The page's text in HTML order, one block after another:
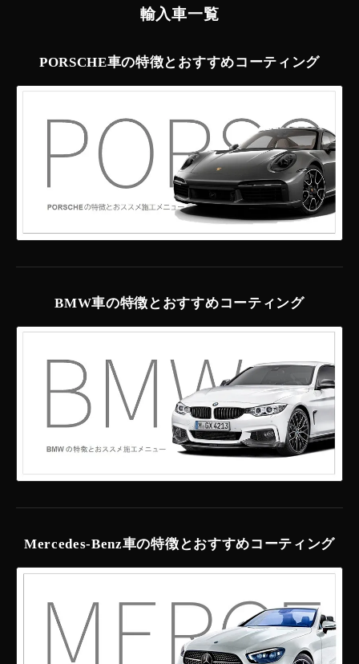
輸入車一覧
PORSCHE車の特徴とおすすめコーティング
BMW車の特徴とおすすめコーティング
Mercedes-Benz車の特徴とおすすめコーティング